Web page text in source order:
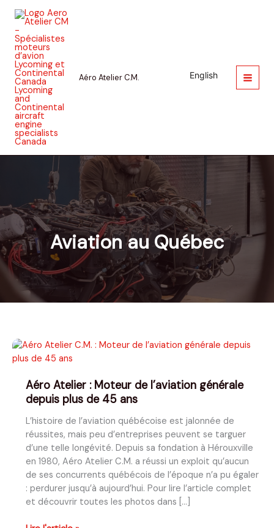
contenu
Aéro Atelier C.M. English
Aviation au Québec
Aéro Atelier : Moteur de l’aviation générale
depuis plus de 45 ans
L’histoire de l’aviation québécoise est jalonnée de
réussites, mais peu d’entreprises peuvent se targuer
d’une telle longévité. Depuis sa fondation à Hérouxville
en 1980, Aéro Atelier C.M. a réussi un exploit qu’aucun
de ses concurrents québécois de l’époque n’a pu égaler
: perdurer jusqu’à aujourd’hui. Pour lire l’article complet
et découvrir toutes les photos dans […]